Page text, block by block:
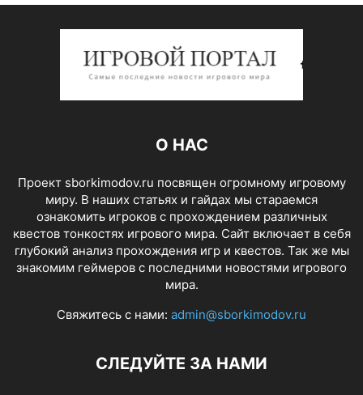
О НАС
Проект sborkimodov.ru посвящен огромному игровому
миру. В наших статьях и гайдах мы стараемся
ознакомить игроков с прохождением различных
квестов тонкостях игрового мира. Сайт включает в себя
глубокий анализ прохождения игр и квестов. Так же мы
знакомим геймеров с последними новостями игрового
мира.
Свяжитесь с нами: admin@sborkimodov.ru
СЛЕДУЙТЕ ЗА НАМИ